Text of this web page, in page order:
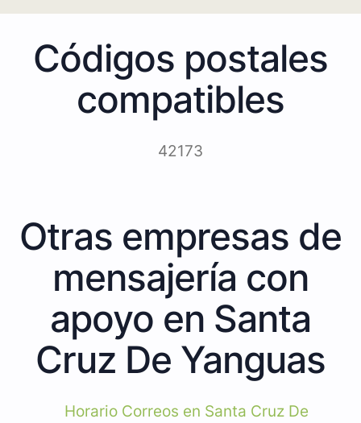
Códigos postales
compatibles
42173
Otras empresas de
mensajería con
apoyo en Santa
Cruz De Yanguas
Horario Correos en Santa Cruz De